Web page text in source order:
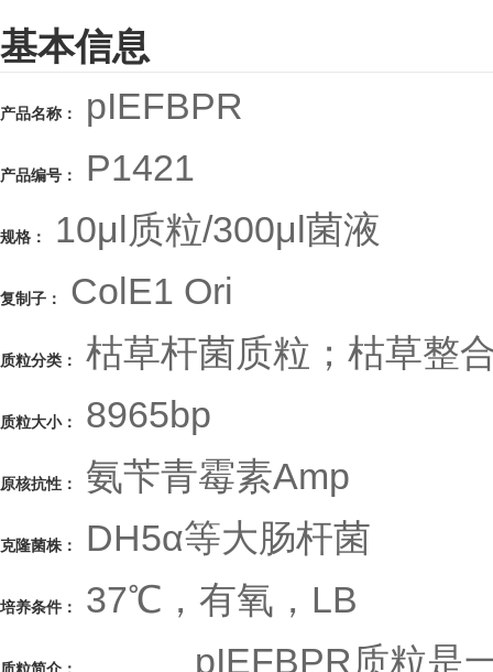
基本信息
产品名称： pIEFBPR
产品编号： P1421
规格： 10μl质粒/300μl菌液
复制子： ColE1 Ori
质粒分类： 枯草杆菌质粒；枯草整
质粒大小： 8965bp
原核抗性： 氨苄青霉素Amp
克隆菌株： DH5α等大肠杆菌
培养条件： 37℃，有氧，LB
pIEFBPR质粒是一